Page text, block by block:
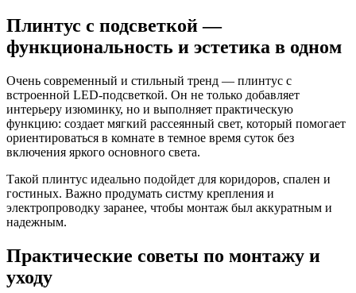
Плинтус с подсветкой —
функциональность и эстетика в одном
Очень современный и стильный тренд — плинтус с
встроенной LED-подсветкой. Он не только добавляет
интерьеру изюминку, но и выполняет практическую
функцию: создает мягкий рассеянный свет, который помогает
ориентироваться в комнате в темное время суток без
включения яркого основного света.
Такой плинтус идеально подойдет для коридоров, спален и
гостиных. Важно продумать систму крепления и
электропроводку заранее, чтобы монтаж был аккуратным и
надежным.
Практические советы по монтажу и
уходу